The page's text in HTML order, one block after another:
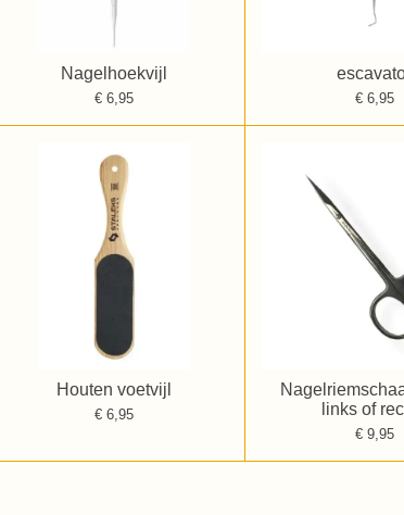
Nagelhoekvijl
€ 6,95 € 6,95
Houten voetvijl
€ 6,95
links of
€ 9,95